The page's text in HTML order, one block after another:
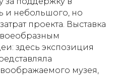
и небольшого, но
проекта. Выставка
здесь экспозиция
музея,